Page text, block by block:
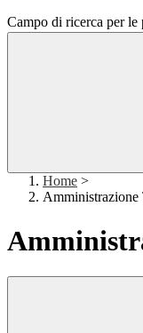
Campo di ricerca per le
Home >
Amministrazione